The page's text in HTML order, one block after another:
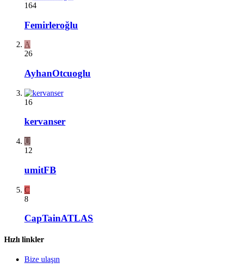
164
Femirleroğlu
A
26
AyhanOtcuoglu
16
kervanser
U
12
umitFB
C
8
CapTainATLAS
Hızlı linkler
Bize ulaşın